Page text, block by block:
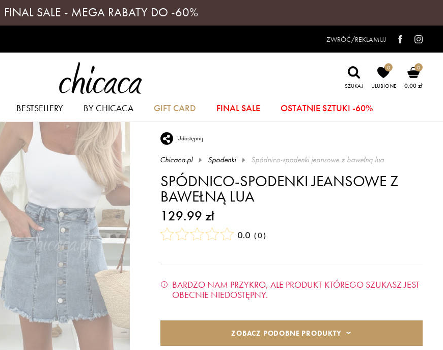
FINAL SALE - MEGA RABATY DO -60%
ZWRÓĆ/REKLAMUJ
SZUKAJ
0
ULUBIONE
0
0.00 zł
BESTSELLERY BY CHICACA GIFT CARD FINAL SALE OSTATNIE SZTUKI -60%
Udostępnij
Chicaca.pl Spodenki spódnico-spodenki jeansowe z bawełną lua
SPÓDNICO-SPODENKI JEANSOWE Z
BAWEŁNĄ LUA
129.99 zł
0.0 (0)
BARDZO NAM PRZYKRO, ALE PRODUKT KTÓREGO SZUKASZ JEST
OBECNIE NIEDOSTĘPNY.
ZOBACZ PODOBNE PRODUKTY